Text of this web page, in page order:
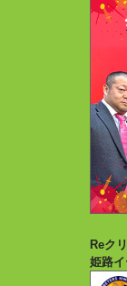
Reク
姫路